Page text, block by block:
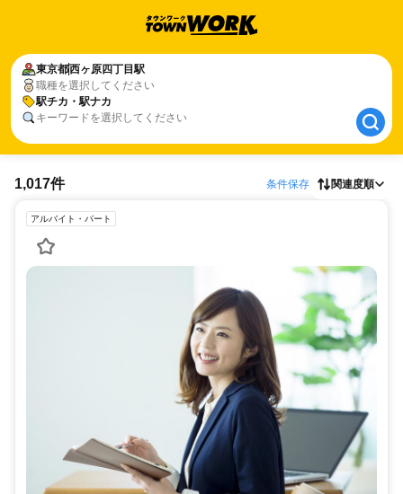
東京都西ヶ原四丁目駅
職種を選択してください
駅チカ・駅ナカ
キーワードを選択してください
東京都西ヶ原四丁目駅
駅チカ・駅ナカ
1,017件 条件保存 関連度順
アルバイト・パート